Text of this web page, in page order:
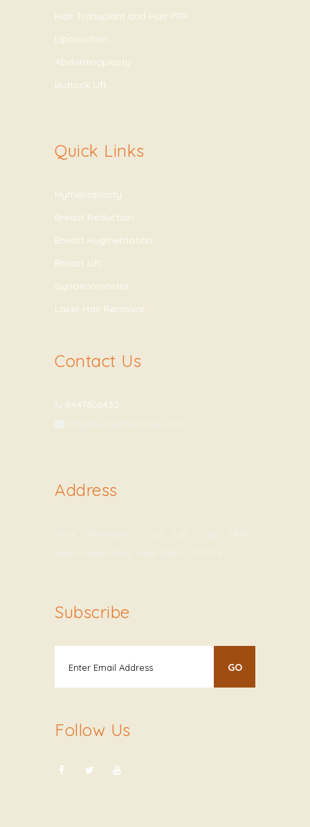
Hair Transplant and Hair PRP
Liposuction
Abdominoplasty
Buttock Lift
Quick Links
Hymenoplasty
Breast Reduction
Breast Augmentation
Breast Lift
Gynaecomastia
Laser Hair Removal
Contact Us
8447606432
info@vivaesthetique.com
Address
Viva Esthetique, D-12A, LGF, Opp. HDFC
Bank, Hauz Khas, New Delhi – 110016
Subscribe
Follow Us